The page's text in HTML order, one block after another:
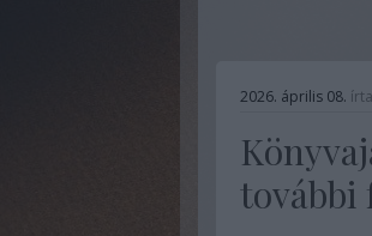
2026. április 08.
további